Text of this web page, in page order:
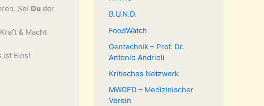
Sei Du der
& Macht
ist Eins!
B.U.N.D.
FoodWatch
Gentechnik – Prof. Dr.
Antonio Andrioli
Kritisches Netzwerk
MWGFD – Medizinischer
Verein